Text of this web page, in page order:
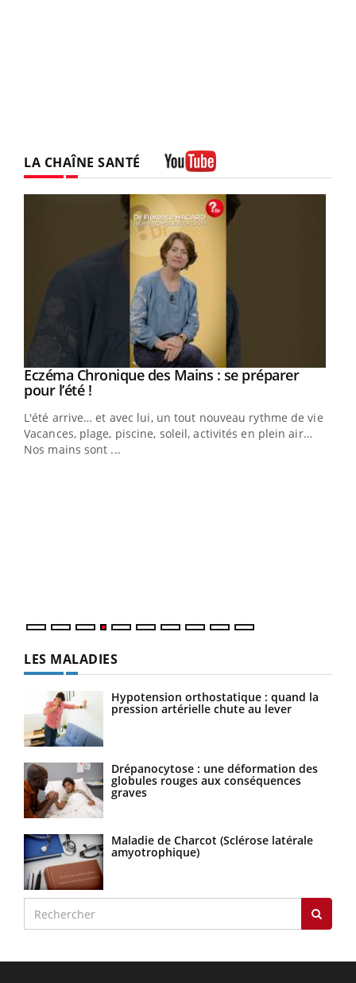
LA CHAÎNE SANTÉ
Youtube
Eczéma Chronique des Mains : se préparer
pour l’été !Youtube
L'été arrive… et avec lui, un tout nouveau rythme de vie !
Vacances, plage, piscine, soleil, activités en plein air…
Nos mains sont ...
LES MALADIES
Hypotension orthostatique : quand la
pression artérielle chute au lever
Drépanocytose : une déformation des
globules rouges aux conséquences
graves
Maladie de Charcot (Sclérose latérale
amyotrophique)